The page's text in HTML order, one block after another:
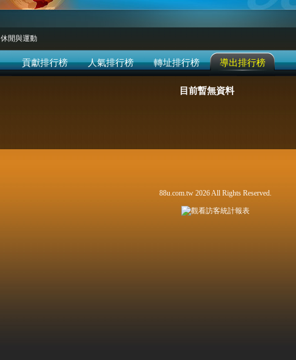
休閒與運動
貢獻排行榜 人氣排行榜 轉址排行榜 導出排行榜
目前暫無資料
88u.com.tw 2026 All Rights Reserved.